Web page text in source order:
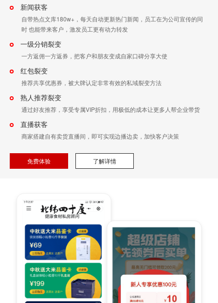
新闻获客
自带热点文库180w+，每天自动更新热门新闻，员工在为公司宣传的同
时 也能带来客户，激发员工更有动力转发
一级分销裂变
一方返佣一方返券，把客户和朋友变成自家口碑分享大使
红包裂变
推荐共享优惠券，被大牌认定非常有效的私域裂变方法
熟人推荐裂变
通过好友推荐，享受专属VIP折扣，用极低的成本让更多人帮企业带货
直播获客
商家搭建自有卖货直播间，即可实现边播边卖，加快客户决策
免费体验 了解详情